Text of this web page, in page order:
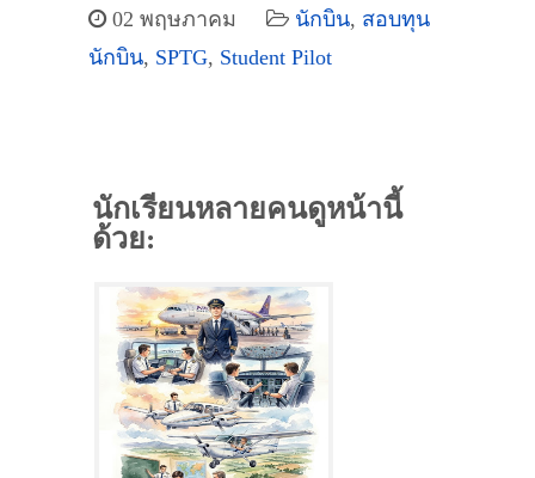
02 พฤษภาคม นักบิน, สอบทุน
นักบิน, SPTG, Student Pilot
นักเรียนหลายคนดูหน้านี้
ด้วย: